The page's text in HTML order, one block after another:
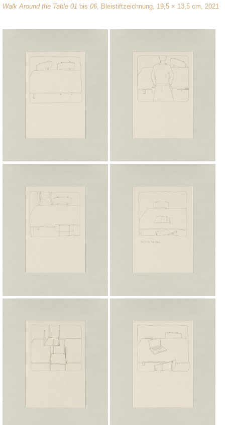
Walk Around the Table 01 bis 06, Bleistiftzeichnung, 19,5 × 13,5 cm, 2021